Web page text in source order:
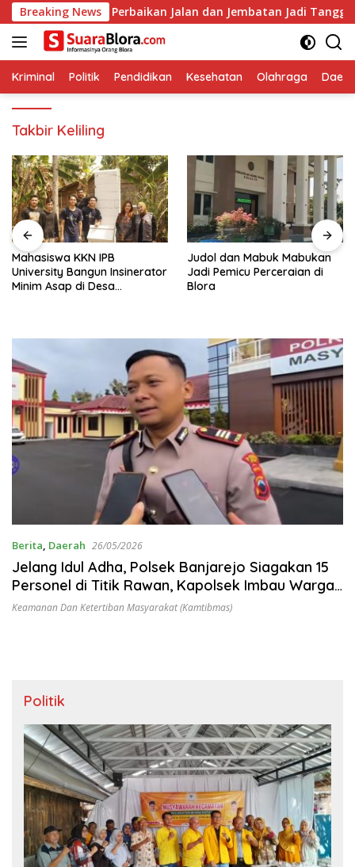
Langsung
ke
konten
Breaking News
Perbaikan Jalan dan Jembatan Jadi Tanggung Jawab
Kriminal Politik Pendidikan Kesehatan Olahraga
Takbir Keliling
Mahasiswa KKN IPB
University Bangun Insinerator
Minim Asap di Desa
Judol dan Mabuk Mabukan
Jadi Pemicu Perceraian di
Blora
Berita, Daerah 26/05/2026
Jelang Idul Adha, Polsek Banjarejo Siagakan 15
Personel di Titik Rawan, Kapolsek Imbau Warga
Tak Gelar Konvoi dan Sound Horeg
Keamanan Dan Ketertiban Masyarakat (Kamtibmas)
Politik